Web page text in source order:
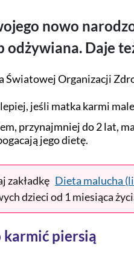
nowo
odżywiana. Daje
Światowej Organizacji
jeśli matka karmi
przynajmniej do 2 lat,
jego dietę.
zakładkę Dieta malucha
dzieci od 1 miesiąca
piersią